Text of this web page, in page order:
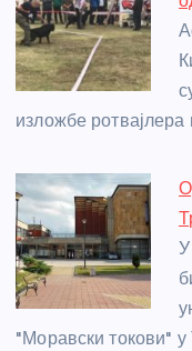
o
o
k
g
er
изложбе ротвајлера
У
"Моравски токови" у